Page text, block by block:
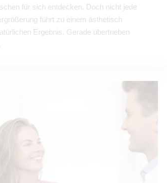
für sich entdecken. Doch nicht jede
führt zu einem ästhetisch
Ergebnis. Gerade übertrieben